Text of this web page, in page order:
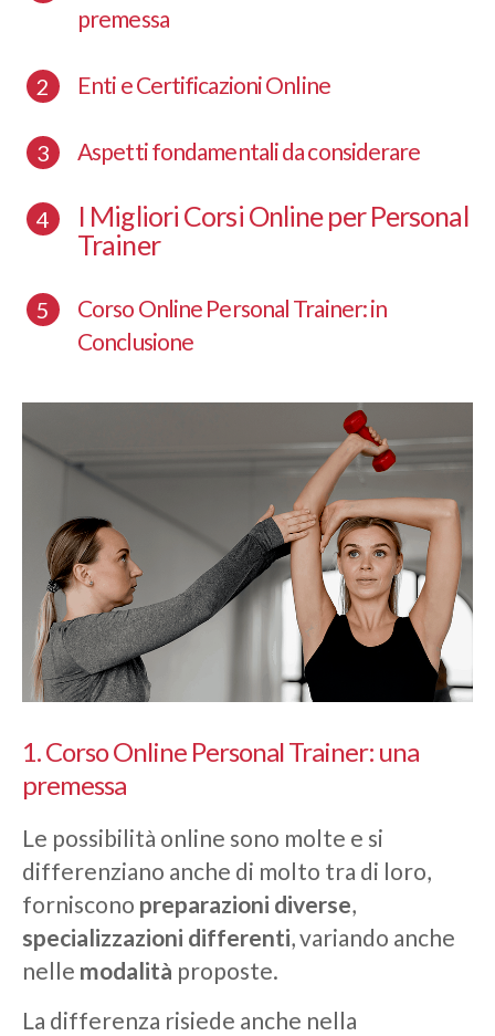
premessa
Enti e Certificazioni Online
Aspetti fondamentali da considerare
I Migliori Corsi Online per Personal
Trainer
Corso Online Personal Trainer: in
Conclusione
1. Corso Online Personal Trainer: una
premessa
Le possibilità online sono molte e si
differenziano anche di molto tra di loro,
forniscono preparazioni diverse,
specializzazioni differenti, variando anche
nelle modalità proposte.
La differenza risiede anche nella